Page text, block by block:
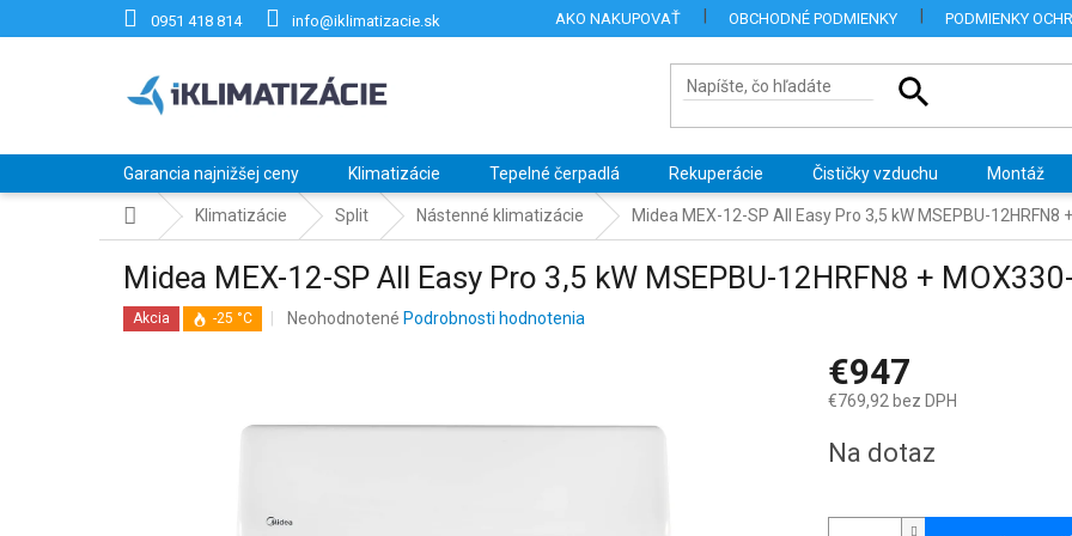
0951 418 814 info@iklimatizacie.sk AKO NAKUPOVAŤ OBCHODNÉ PODMIENKY PODMIENKY
Garancia najnižšej ceny Klimatizácie Tepelné čerpadlá Rekuperácie Čističky vzduchu Montáž
DomovKlimatizácie Split Nástenné klimatizácie Midea MEX-12-SP All Easy Pro 3,5 kW MSEPBU-12HRFN8
Midea MEX-12-SP All Easy Pro 3,5 kW MSEPBU-12HRFN8 +
Akcia -25 °C
Priemerné
z
Neohodnotené Podrobnosti hodnotenia
€947
€769,92 bez DPH
cena:
Na dotaz